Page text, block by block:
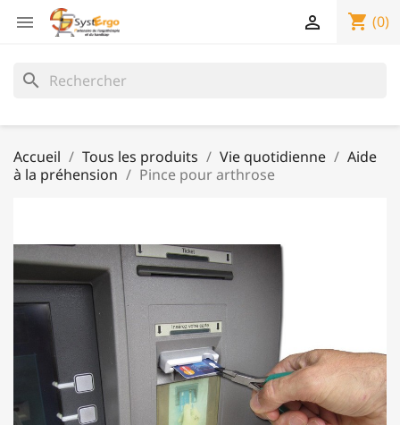
 shopping_cart (0)

search
Accueil Tous les produits Vie quotidienne
Aide
à la préhension
Pince pour arthrose